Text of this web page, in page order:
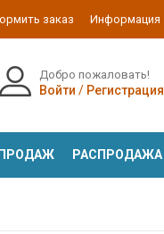
заказ Информация
Добро пожаловать!
Войти / Регистрация
РАСПРОДАЖА